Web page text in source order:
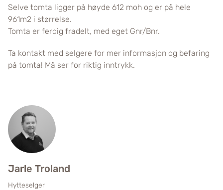
Selve tomta ligger på høyde 612 moh og er på hele
961m2 i størrelse.
Tomta er ferdig fradelt, med eget Gnr/Bnr.
Ta kontakt med selgere for mer informasjon og befaring
på tomta! Må ser for riktig inntrykk.
Jarle Troland
Hytteselger